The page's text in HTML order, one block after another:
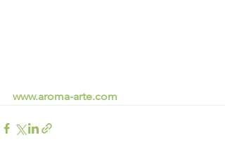
www.aroma-arte.com